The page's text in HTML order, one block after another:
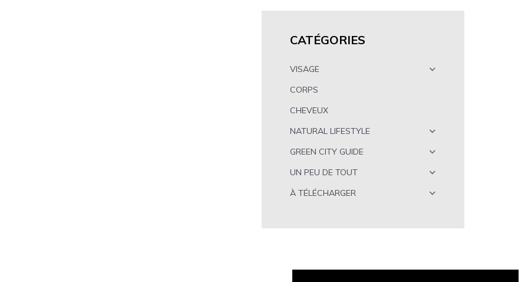
CATÉGORIES
VISAGE
CORPS
CHEVEUX
NATURAL LIFESTYLE
GREEN CITY GUIDE
UN PEU DE TOUT
À TÉLÉCHARGER